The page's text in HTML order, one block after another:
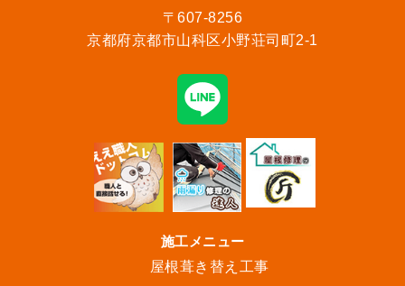
〒607-8256
京都府京都市山科区小野荘司町2-1
施工メニュー
屋根葺き替え工事